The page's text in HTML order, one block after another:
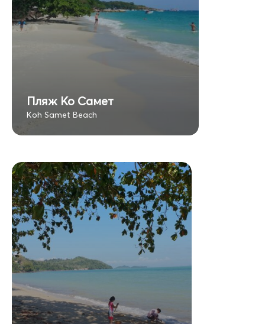
Пляж Ко Самет
Koh Samet Beach